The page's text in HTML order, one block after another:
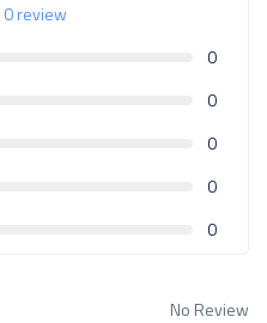
0 review
0
0
0
0
0
No Review